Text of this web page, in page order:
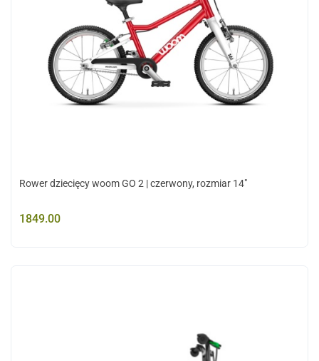
Rower dziecięcy woom GO 2 | czerwony, rozmiar 14"
1849.00